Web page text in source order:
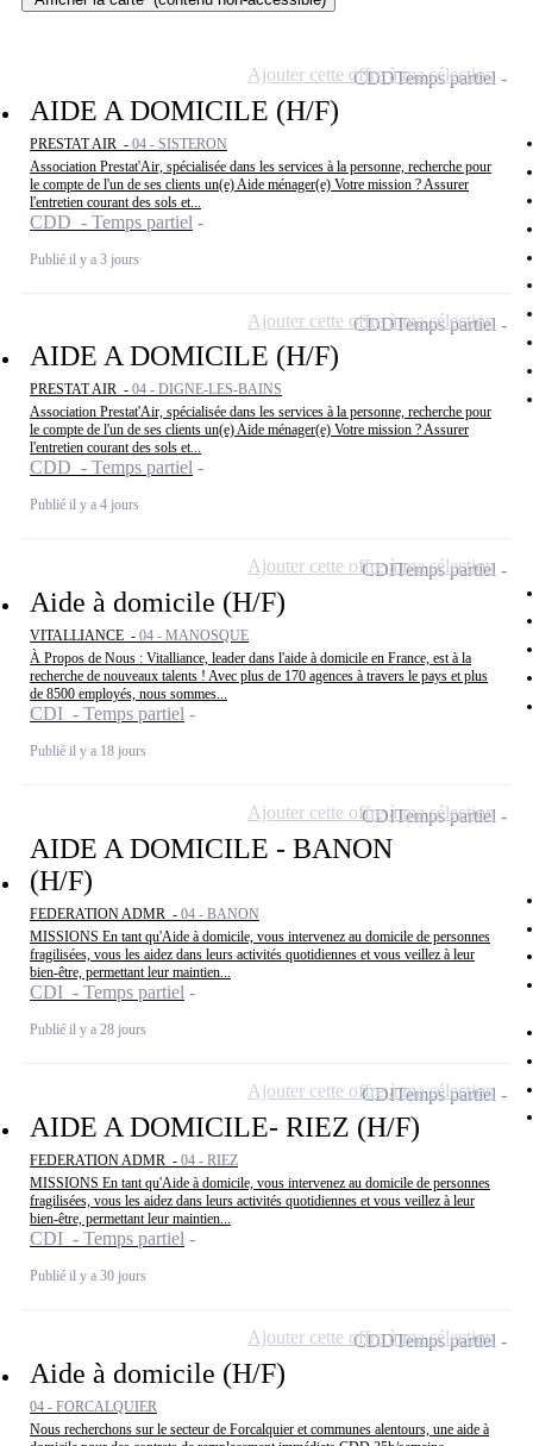
AIDE A DOMICILE (H/F)
PRESTAT AIR - 04 - SISTERON
Association Prestat'Air, spécialisée dans les services à la personne, recherche pour
le compte de l'un de ses clients un(e) Aide ménager(e) Votre mission ? Assurer
l'entretien courant des sols et...
CDD - Temps partiel
Publié il y a 3 jours
CDDTemps partiel
Ajouter cette offre à ma sélection
AIDE A DOMICILE (H/F)
PRESTAT AIR - 04 - DIGNE-LES-BAINS
Association Prestat'Air, spécialisée dans les services à la personne, recherche pour
le compte de l'un de ses clients un(e) Aide ménager(e) Votre mission ? Assurer
l'entretien courant des sols et...
CDD - Temps partiel
Publié il y a 4 jours
CDDTemps partiel
Ajouter cette offre à ma sélection
Aide à domicile (H/F)
VITALLIANCE - 04 - MANOSQUE
À Propos de Nous : Vitalliance, leader dans l'aide à domicile en France, est à la
recherche de nouveaux talents ! Avec plus de 170 agences à travers le pays et plus
de 8500 employés, nous sommes...
CDI - Temps partiel
Publié il y a 18 jours
CDITemps partiel
Ajouter cette offre à ma sélection
AIDE A DOMICILE - BANON
(H/F)
FEDERATION ADMR - 04 - BANON
MISSIONS En tant qu'Aide à domicile, vous intervenez au domicile de personnes
fragilisées, vous les aidez dans leurs activités quotidiennes et vous veillez à leur
bien-être, permettant leur maintien...
CDI - Temps partiel
Publié il y a 28 jours
CDITemps partiel
Ajouter cette offre à ma sélection
AIDE A DOMICILE- RIEZ (H/F)
FEDERATION ADMR - 04 - RIEZ
MISSIONS En tant qu'Aide à domicile, vous intervenez au domicile de personnes
fragilisées, vous les aidez dans leurs activités quotidiennes et vous veillez à leur
bien-être, permettant leur maintien...
CDI - Temps partiel
Publié il y a 30 jours
CDITemps partiel
Ajouter cette offre à ma sélection
Aide à domicile (H/F)
04 - FORCALQUIER
Nous recherchons sur le secteur de Forcalquier et communes alentours, une aide à
CDDTemps partiel
Ajouter cette offre à ma sélection